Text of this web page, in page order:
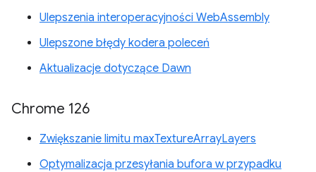
Ulepszenia interoperacyjności WebAssembly
Ulepszone błędy kodera poleceń
Aktualizacje dotyczące Dawn
Chrome 126
Zwiększanie limitu maxTextureArrayLayers
Optymalizacja przesyłania bufora w przypadku